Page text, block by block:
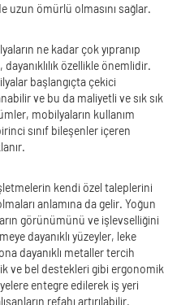
uzun ömürlü olmasını sağlar.
ne kadar çok yıpranıp
dayanıklılık özellikle önemlidir.
başlangıçta çekici
ve bu da maliyetli ve sık sık
mobilyaların kullanım
sınıf bileşenler içeren
kendi özel taleplerini
anlamına da gelir. Yoğun
görünümünü ve işlevselliğini
dayanıklı yüzeyler, leke
dayanıklı metaller tercih
ve bel destekleri gibi ergonomik
entegre edilerek iş yeri
refahı artırılabilir.